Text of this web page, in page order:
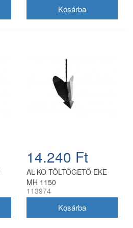
14.240 Ft
AL-KO TÖLTÖGETŐ EKE
MH 1150
113974